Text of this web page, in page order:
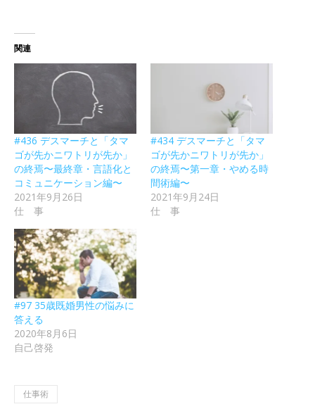
関連
#436 デスマーチと「タマ
ゴが先かニワトリが先か」
の終焉〜最終章・言語化と
コミュニケーション編〜
2021年9月26日
仕 事
#434 デスマーチと「タマ
ゴが先かニワトリが先か」
の終焉〜第一章・やめる時
間術編〜
2021年9月24日
仕 事
#97 35歳既婚男性の悩みに
答える
2020年8月6日
自己啓発
仕事術